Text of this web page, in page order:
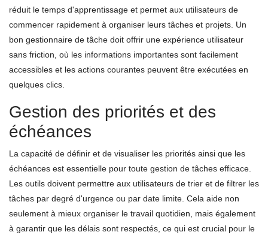
réduit le temps d'apprentissage et permet aux utilisateurs de
commencer rapidement à organiser leurs tâches et projets. Un
bon gestionnaire de tâche doit offrir une expérience utilisateur
sans friction, où les informations importantes sont facilement
accessibles et les actions courantes peuvent être exécutées en
quelques clics.
Gestion des priorités et des
échéances
La capacité de définir et de visualiser les priorités ainsi que les
échéances est essentielle pour toute gestion de tâches efficace.
Les outils doivent permettre aux utilisateurs de trier et de filtrer les
tâches par degré d'urgence ou par date limite. Cela aide non
seulement à mieux organiser le travail quotidien, mais également
à garantir que les délais sont respectés, ce qui est crucial pour le